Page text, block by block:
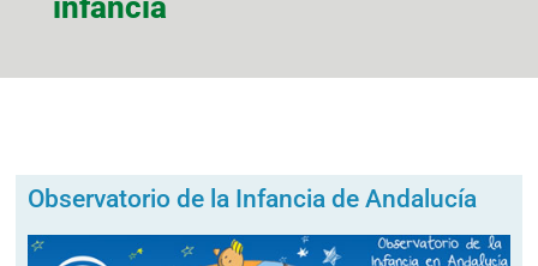
Observatorio de la Infancia de Andalucía